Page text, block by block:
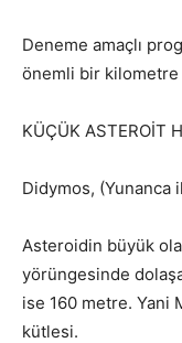
Deneme amaçlı
önemli bir kilometre
KÜÇÜK ASTEROİT
Didymos, (Yunanca
Asteroidin büyük
yörüngesinde
ise 160 metre. Yani
kütlesi.